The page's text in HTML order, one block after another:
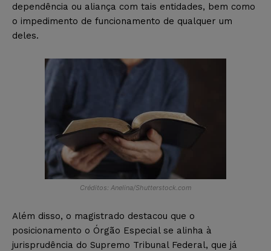
dependência ou aliança com tais entidades, bem como
o impedimento de funcionamento de qualquer um
deles.
Créditos: Anelina/Shutterstock.com
Além disso, o magistrado destacou que o
posicionamento o Órgão Especial se alinha à
jurisprudência do Supremo Tribunal Federal, que já